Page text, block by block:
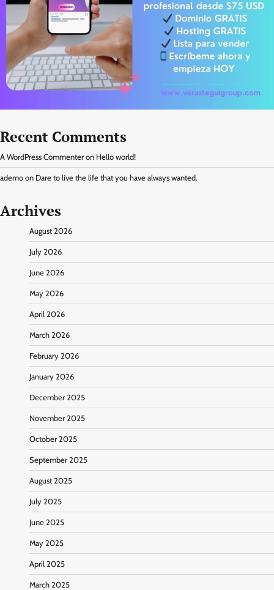
Recent Comments
A WordPress Commenter on Hello world!
ademo on Dare to live the life that you have always wanted.
Archives
August 2026
July 2026
June 2026
May 2026
April 2026
March 2026
February 2026
January 2026
December 2025
November 2025
October 2025
September 2025
August 2025
July 2025
June 2025
May 2025
April 2025
March 2025